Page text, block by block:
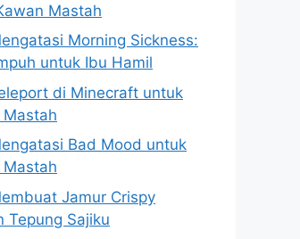
Mastah
Morning Sickness:
untuk Ibu Hamil
di Minecraft untuk
Mastah
Bad Mood untuk
Mastah
Jamur Crispy
Tepung Sajiku